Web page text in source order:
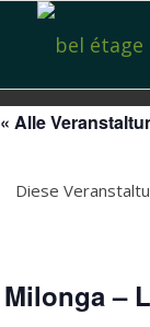
« Alle
Diese
Milonga –